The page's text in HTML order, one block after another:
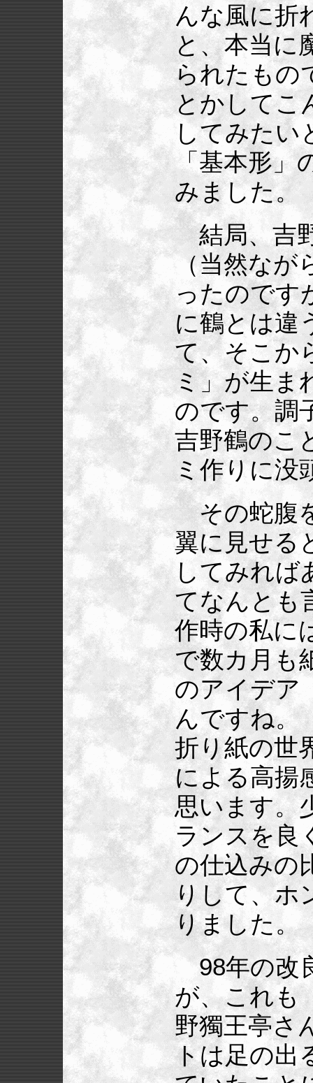
んな風に折
と、本当に
られたもの
とかしてこ
してみたい
「基本形」
みました。
結局、吉
（当然な
ったのです
に鶴とは違
て、そこか
ミ」が生ま
のです。調
吉野鶴のこ
ミ作りに没
その蛇腹
翼に見せる
してみれば
てなんとも
作時の私に
で数カ月も
のアイデア
んですね。
折り紙の世
による高揚
思います。
ランスを良
の仕込みの
りして、ホ
りました。
98年の改
が、これも
野獨王亭さ
トは足の出